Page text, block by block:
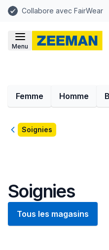
Collabore avec FairWear
Menu
Femme Homme
RetourSoignies
Soignies
Tous les magasins